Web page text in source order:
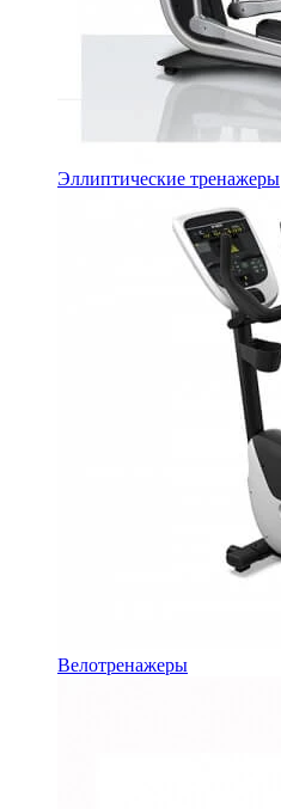
Эллиптические тренажеры
Велотренажеры